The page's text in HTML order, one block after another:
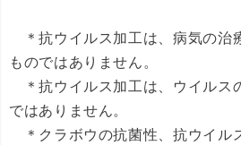
＊抗ウイルス加工は、病気の治
ものではありません。
＊抗ウイルス加工は、ウイルス
ではありません。
＊クラボウの抗菌性、抗ウイル